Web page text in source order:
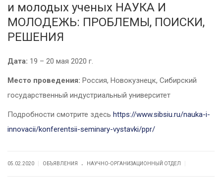
и молодых ученых НАУКА И
МОЛОДЕЖЬ: ПРОБЛЕМЫ, ПОИСКИ,
РЕШЕНИЯ
Дата: 19 – 20 мая 2020 г.
Место проведения: Россия, Новокузнецк, Сибирский
государственный индустриальный университет
Подробности смотрите здесь https://www.sibsiu.ru/nauka-i-
innovacii/konferentsii-seminary-vystavki/ppr/
05.02.2020 ОБЪЯВЛЕНИЯ . НАУЧНО-ОРГАНИЗАЦИОННЫЙ ОТДЕЛ